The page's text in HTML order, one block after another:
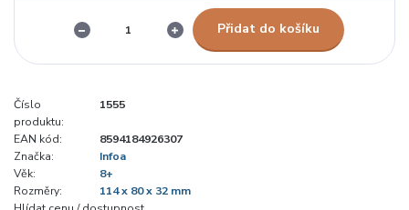
Přidat do košíku
Číslo
produktu:
1555
EAN kód:
8594184926307
Značka:
Infoa
Věk:
8+
Rozměry:
114 x 80 x 32 mm